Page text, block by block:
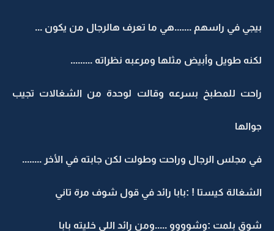
بيجي في راسهم .......هي ما تعرف هالرجال من يكون ...
لكنه طويل وأبيض مثلها ومرعبه نظراته .........
راحت للمطبخ بسرعه وقالت لوحدة من الشغالات تجيب
جوالها
في مجلس الرجال وراحت وطولت لكن جابته في الأخر ........
الشغالة كيستا ! :بابا رائد في قول شوف مرة تاني
شوق بلمت :وشوووو .....ومن رائد اللي خليته بابا